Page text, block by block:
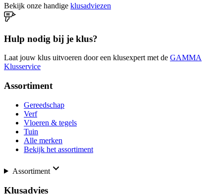
Bekijk onze handige klusadviezen
Hulp nodig bij je klus?
Laat jouw klus uitvoeren door een klusexpert met de GAMMA
Klusservice
Assortiment
Gereedschap
Verf
Vloeren & tegels
Tuin
Alle merken
Bekijk het assortiment
Assortiment
Klusadvies